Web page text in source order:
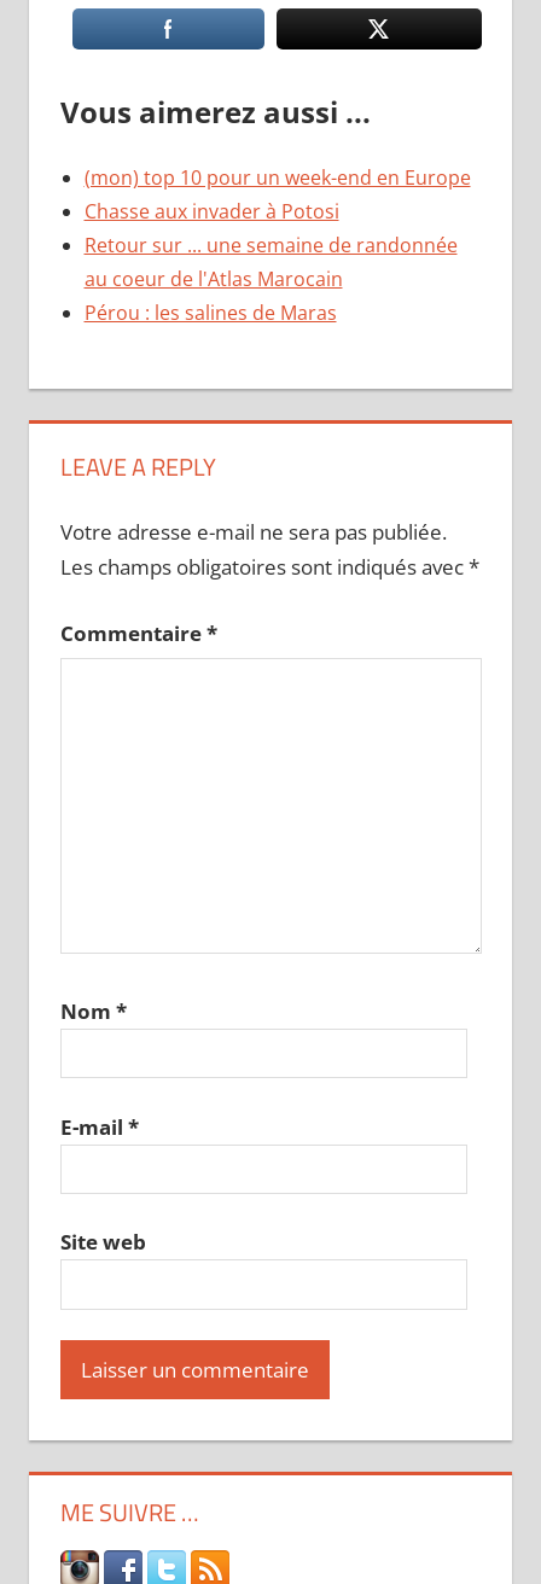
Vous aimerez aussi ...
(mon) top 10 pour un week-end en Europe
Chasse aux invader à Potosi
Retour sur ... une semaine de randonnée
au coeur de l'Atlas Marocain
Pérou : les salines de Maras
LEAVE A REPLY
Votre adresse e-mail ne sera pas publiée.
Les champs obligatoires sont indiqués avec*
Commentaire*
Nom *
E-mail *
Site web
ME SUIVRE …